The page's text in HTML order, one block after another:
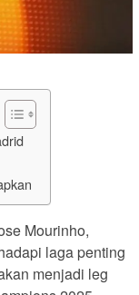
Mourinho,
laga penting
menjadi leg